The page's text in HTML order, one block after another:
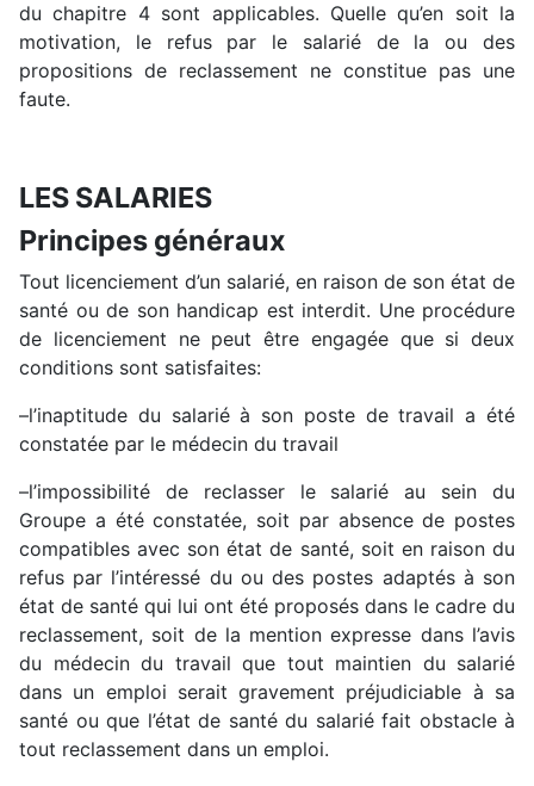
du chapitre 4 sont applicables. Quelle qu’en soit la
motivation, le refus par le salarié de la ou des
propositions de reclassement ne constitue pas une
faute.
LES SALARIES
Principes généraux
Tout licenciement d’un salarié, en raison de son état de
santé ou de son handicap est interdit. Une procédure
de licenciement ne peut être engagée que si deux
conditions sont satisfaites:
–l’inaptitude du salarié à son poste de travail a été
constatée par le médecin du travail
–l’impossibilité de reclasser le salarié au sein du
Groupe a été constatée, soit par absence de postes
compatibles avec son état de santé, soit en raison du
refus par l’intéressé du ou des postes adaptés à son
état de santé qui lui ont été proposés dans le cadre du
reclassement, soit de la mention expresse dans l’avis
du médecin du travail que tout maintien du salarié
dans un emploi serait gravement préjudiciable à sa
santé ou que l’état de santé du salarié fait obstacle à
tout reclassement dans un emploi.